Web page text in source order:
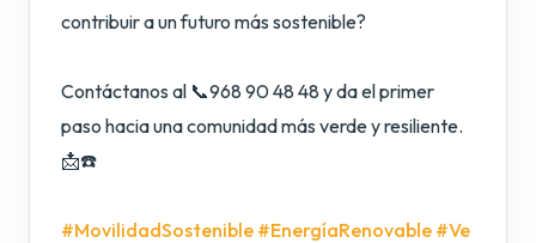
contribuir a un futuro más sostenible?
Contáctanos al 📞968 90 48 48 y da el primer
paso hacia una comunidad más verde y resiliente.
📩☎️
#MovilidadSostenible #EnergíaRenovable #Ve